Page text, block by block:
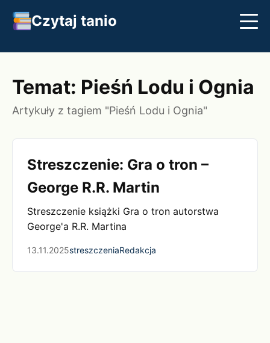
Czytaj tanio
Streszczenia
Klasyka
Temat: Pieśń Lodu i Ognia
Artykuły z tagiem "Pieśń Lodu i Ognia"
Streszczenie: Gra o tron –
George R.R. Martin
Streszczenie książki Gra o tron autorstwa
George'a R.R. Martina
13.11.2025streszczeniaRedakcja